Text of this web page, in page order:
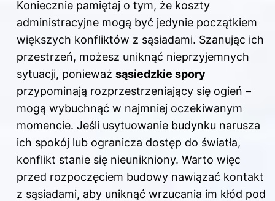
Koniecznie pamiętaj o tym, że koszty
administracyjne mogą być jedynie początkiem
większych konfliktów z sąsiadami. Szanując ich
przestrzeń, możesz uniknąć nieprzyjemnych
sytuacji, ponieważ sąsiedzkie spory
przypominają rozprzestrzeniający się ogień –
mogą wybuchnąć w najmniej oczekiwanym
momencie. Jeśli usytuowanie budynku narusza
ich spokój lub ogranicza dostęp do światła,
konflikt stanie się nieunikniony. Warto więc
przed rozpoczęciem budowy nawiązać kontakt
z sąsiadami, aby uniknąć wrzucania im kłód pod